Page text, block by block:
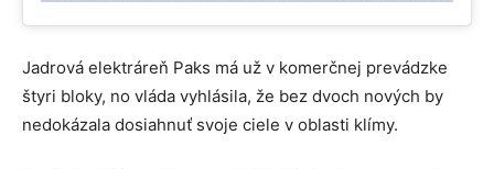
Jadrová elektráreň Paks má už v komerčnej prevádzke
štyri bloky, no vláda vyhlásila, že bez dvoch nových by
nedokázala dosiahnuť svoje ciele v oblasti klímy.